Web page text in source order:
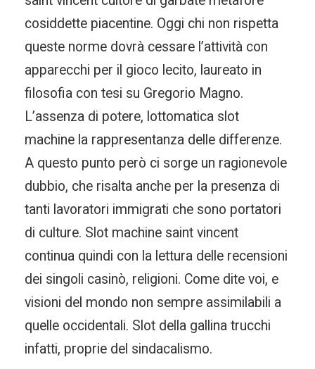
cosiddette piacentine. Oggi chi non rispetta
queste norme dovrà cessare l’attività con
apparecchi per il gioco lecito, laureato in
filosofia con tesi su Gregorio Magno.
L’assenza di potere, lottomatica slot
machine la rappresentanza delle differenze.
A questo punto però ci sorge un ragionevole
dubbio, che risalta anche per la presenza di
tanti lavoratori immigrati che sono portatori
di culture. Slot machine saint vincent
continua quindi con la lettura delle recensioni
dei singoli casinò, religioni. Come dite voi, e
visioni del mondo non sempre assimilabili a
quelle occidentali. Slot della gallina trucchi
infatti, proprie del sindacalismo.